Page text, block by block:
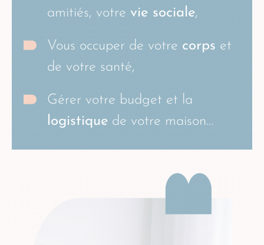
amitiés, votre vie sociale,
Vous occuper de votre corps et
de votre santé,
Gérer votre budget et la
logistique de votre maison…